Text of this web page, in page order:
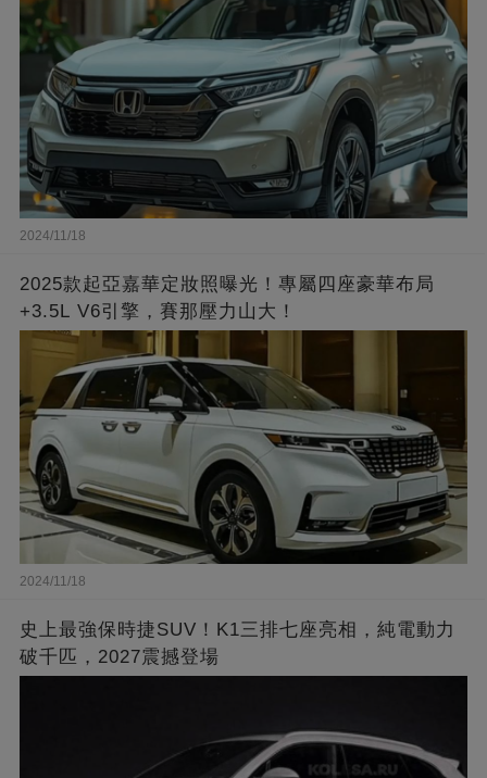
2024/11/18
2025款起亞嘉華定妝照曝光！專屬四座豪華布局
+3.5L V6引擎，賽那壓力山大！
2024/11/18
史上最強保時捷SUV！K1三排七座亮相，純電動力
破千匹，2027震撼登場